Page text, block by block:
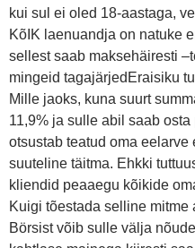
kui sul ei oled 18-aastaga,
KõIK laenuandja on natuke
sellest saab maksehäiresti
mingeid tagajärjedEraisiku
Mille jaoks, kuna suurt
11,9% ja sulle abil saab
otsustab teatud oma
suuteline täitma. Ehkki
kliendid peaaegu kõikide
Kuigi tõestada selline
Börsist võib sulle välja